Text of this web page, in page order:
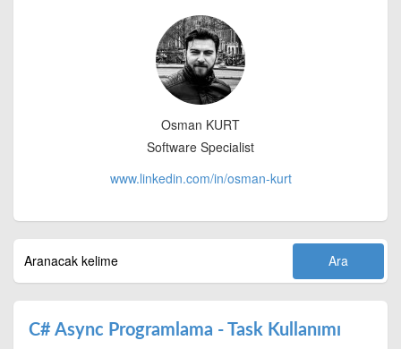
Osman KURT
Software Specialist
www.linkedin.com/in/osman-kurt
C# Async Programlama - Task Kullanımı